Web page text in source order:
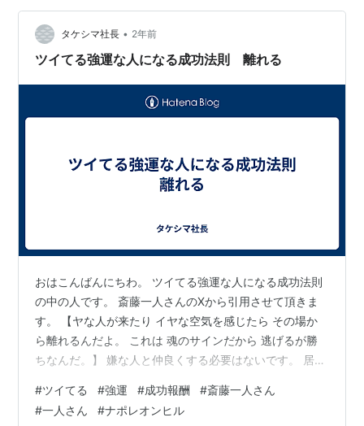
リスクをとろうとする傾向を助長すると言われている。
タケシマ社長 • 2年前
ツイてる強運な人になる成功法則 離れる
おはこんばんにちわ。 ツイてる強運な人になる成功法則
の中の人です。 斎藤一人さんのXから引用させて頂きま
す。 【ヤな人が来たり イヤな空気を感じたら その場か
ら離れるんだよ。 これは 魂のサインだから 逃げるが勝
ちなんだ。】 嫌な人と仲良くする必要はないです。 居た
行動するような方とか、嫌味を言う方、私に対して目に
余る人は切り捨てて居ます。 皆さんも無理して付き合っ
#ツイてる #強運 #成功報酬 #斎藤一人さん
#一人さん #ナポレオンヒル